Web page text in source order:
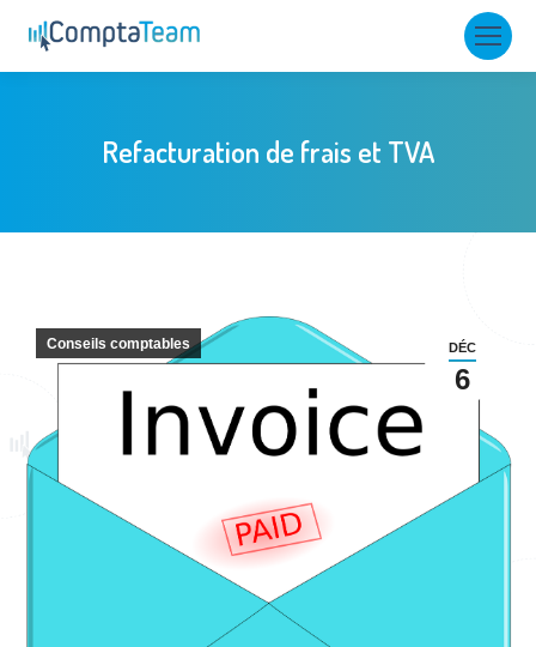
Refacturation de frais et TVA
DÉC
6
Conseils comptables